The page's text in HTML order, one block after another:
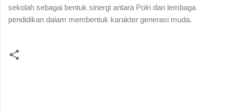
sekolah sebagai bentuk sinergi antara Polri dan lembaga
pendidikan dalam membentuk karakter generasi muda.